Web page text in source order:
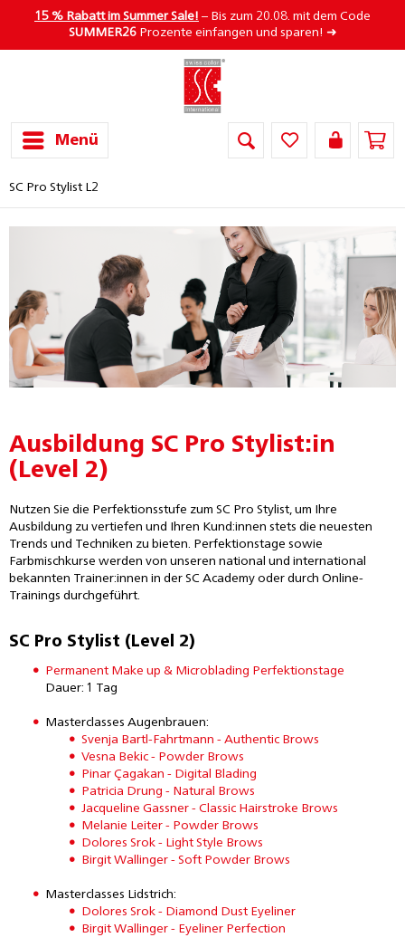
15 % Rabatt im Summer Sale! – Bis zum 20.08. mit dem Code
SUMMER26Prozente einfangen und sparen! ➜
Menü
SC Pro Stylist L2
Ausbildung SC Pro Stylist:in
(Level 2)
Nutzen Sie die Perfektionsstufe zum SC Pro Stylist, um Ihre
Ausbildung zu vertiefen und Ihren Kund:innen stets die neuesten
Trends und Techniken zu bieten. Perfektionstage sowie
Farbmischkurse werden von unseren national und international
bekannten Trainer:innen in der SC Academy oder durch Online-
Trainings durchgeführt.
SC Pro Stylist (Level 2)
Permanent Make up & Microblading Perfektionstage
Dauer: 1 Tag
Masterclasses Augenbrauen:
Svenja Bartl-Fahrtmann - Authentic Brows
Vesna Bekic - Powder Brows
Pinar Çagakan - Digital Blading
Patricia Drung - Natural Brows
Jacqueline Gassner - Classic Hairstroke Brows
Melanie Leiter - Powder Brows
Dolores Srok - Light Style Brows
Birgit Wallinger - Soft Powder Brows
Masterclasses Lidstrich:
Dolores Srok - Diamond Dust Eyeliner
Birgit Wallinger - Eyeliner Perfection